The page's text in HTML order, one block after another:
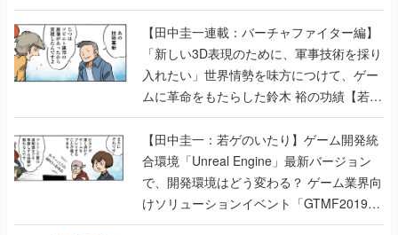
【若ゲのいたり最終回】
【田中圭一連載：バーチャファイター編】
「新しい3D表現のために、軍事技術を採り
入れたい」世界情勢を味方につけて、ゲー
ムに革命をもたらした鈴木 裕の功績【若ゲ
のいたり】
【田中圭一：若ゲのいたり】ゲーム開発統
合環境「Unreal Engine」最新バージョン
で、開発環境はどう変わる？ ゲーム業界向
けソリューションイベント「GTMF2019」
に行って、より理解を深めよう【PR】